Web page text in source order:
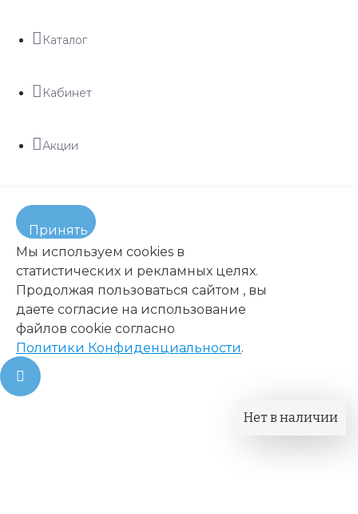
Нет в наличии
Каталог
Кабинет
Акции
Принять
Мы используем cookies в
статистических и рекламных целях.
Продолжая пользоваться сайтом , вы
даете согласие на использование
файлов cookie согласно
Политики Конфиденциальности.